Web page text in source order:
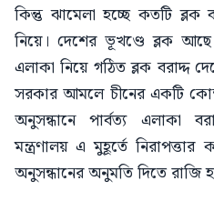
কিন্তু ঝামেলা হচ্ছে কতটি ব্লক
নিয়ে। দেশের ভূখণ্ডে ব্লক
এলাকা নিয়ে গঠিত ব্লক বরাদ্দ
সরকার আমলে চীনের একটি
অনুসন্ধানে পার্বত্য এলাকা
মন্ত্রণালয় এ মুহূর্তে
অনুসন্ধানের অনুমতি দিতে রাজি